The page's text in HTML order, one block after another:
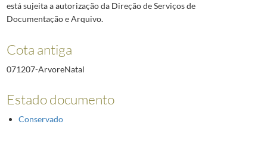
está sujeita a autorização da Direção de Serviços de
Documentação e Arquivo.
Cota antiga
071207-ArvoreNatal
Estado documento
Conservado